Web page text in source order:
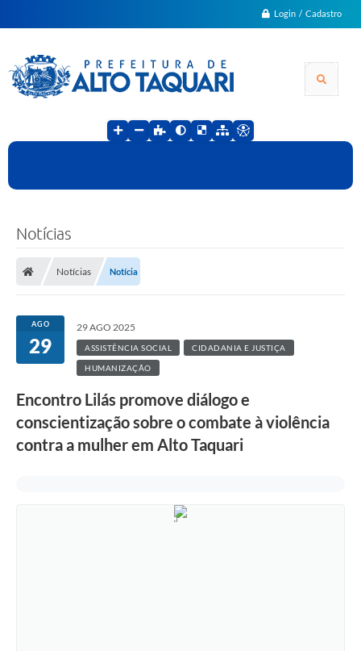
Login / Cadastro
Notícias
Notícias Notícia
AGO
29
29 AGO 2025
ASSISTÊNCIA SOCIAL CIDADANIA E JUSTIÇA
HUMANIZAÇÃO
Encontro Lilás promove diálogo e
conscientização sobre o combate à violência
contra a mulher em Alto Taquari